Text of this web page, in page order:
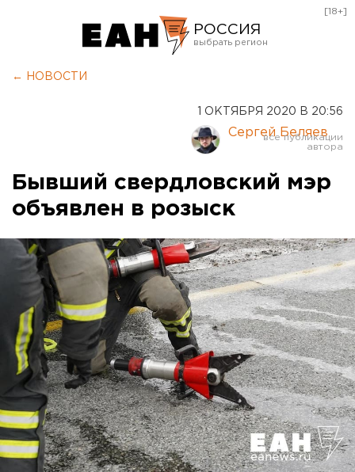
РОССИЯ
Курган
Оренбург
[18+]
← НОВОСТИ
1 ОКТЯБРЯ 2020 В 20:56
Сергей Беляев
Бывший свердловский мэр
объявлен в розыск